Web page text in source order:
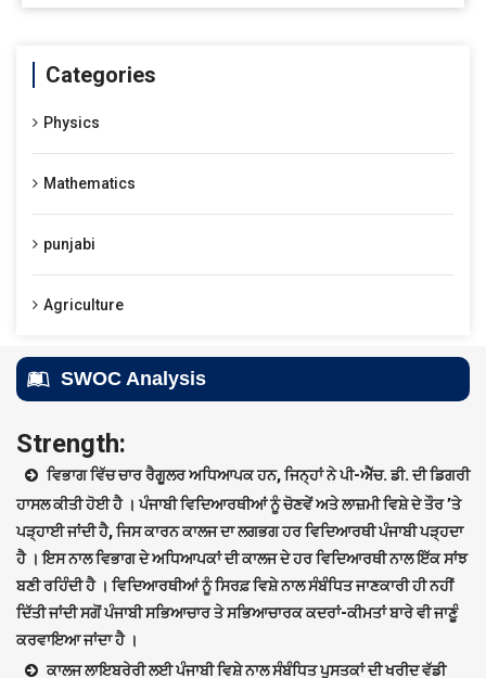
Categories
Physics
Mathematics
punjabi
Agriculture
SWOC Analysis
Strength:
ਵਿਭਾਗ ਵਿੱਚ ਚਾਰ ਰੈਗੂਲਰ ਅਧਿਆਪਕ ਹਨ, ਜਿਨ੍ਹਾਂ ਨੇ ਪੀ-ਐੱਚ. ਡੀ. ਦੀ ਡਿਗਰੀ
ਹਾਸਲ ਕੀਤੀ ਹੋਈ ਹੈ । ਪੰਜਾਬੀ ਵਿਦਿਆਰਥੀਆਂ ਨੂੰ ਚੋਣਵੇਂ ਅਤੇ ਲਾਜ਼ਮੀ ਵਿਸ਼ੇ ਦੇ ਤੌਰ ’ਤੇ
ਪੜ੍ਹਾਈ ਜਾਂਦੀ ਹੈ, ਜਿਸ ਕਾਰਨ ਕਾਲਜ ਦਾ ਲਗਭਗ ਹਰ ਵਿਦਿਆਰਥੀ ਪੰਜਾਬੀ ਪੜ੍ਹਦਾ
ਹੈ । ਇਸ ਨਾਲ ਵਿਭਾਗ ਦੇ ਅਧਿਆਪਕਾਂ ਦੀ ਕਾਲਜ ਦੇ ਹਰ ਵਿਦਿਆਰਥੀ ਨਾਲ ਇੱਕ ਸਾਂਝ
ਬਣੀ ਰਹਿੰਦੀ ਹੈ । ਵਿਦਿਆਰਥੀਆਂ ਨੂੰ ਸਿਰਫ਼ ਵਿਸ਼ੇ ਨਾਲ ਸੰਬੰਧਿਤ ਜਾਣਕਾਰੀ ਹੀ ਨਹੀਂ
ਦਿੱਤੀ ਜਾਂਦੀ ਸਗੋਂ ਪੰਜਾਬੀ ਸਭਿਆਚਾਰ ਤੇ ਸਭਿਆਚਾਰਕ ਕਦਰਾਂ-ਕੀਮਤਾਂ ਬਾਰੇ ਵੀ ਜਾਣੂੰ
ਕਰਵਾਇਆ ਜਾਂਦਾ ਹੈ ।
ਕਾਲਜ ਲਾਇਬਰੇਰੀ ਲਈ ਪੰਜਾਬੀ ਵਿਸ਼ੇ ਨਾਲ ਸੰਬੰਧਿਤ ਪੁਸਤਕਾਂ ਦੀ ਖਰੀਦ ਵੱਡੀ